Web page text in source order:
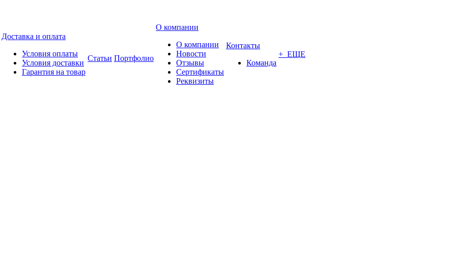
Доставка и оплата
Условия оплаты
Условия доставки
Гарантия на товар
Статьи Портфолио
О компании
О компании
Новости
Отзывы
Сертификаты
Реквизиты
Контакты
Команда
+ ЕЩЕ